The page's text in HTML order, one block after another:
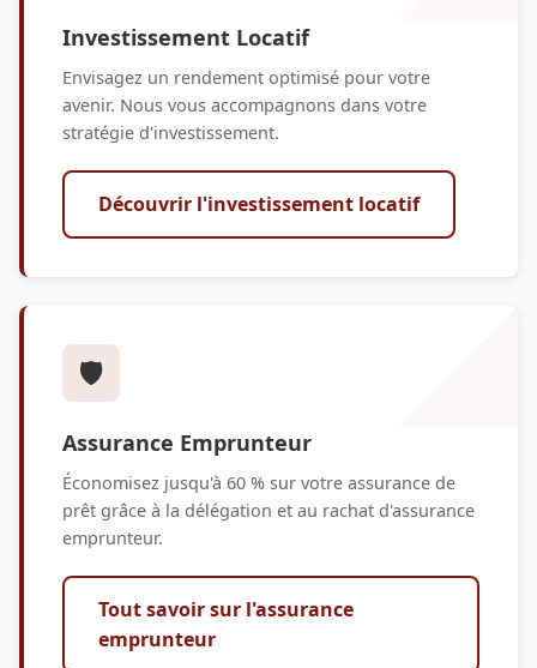
Investissement Locatif
Envisagez un rendement optimisé pour votre
avenir. Nous vous accompagnons dans votre
stratégie d'investissement.
Découvrir l'investissement locatif
🛡️
Assurance Emprunteur
Économisez jusqu'à 60 % sur votre assurance de
prêt grâce à la délégation et au rachat d'assurance
emprunteur.
Tout savoir sur l'assurance
emprunteur